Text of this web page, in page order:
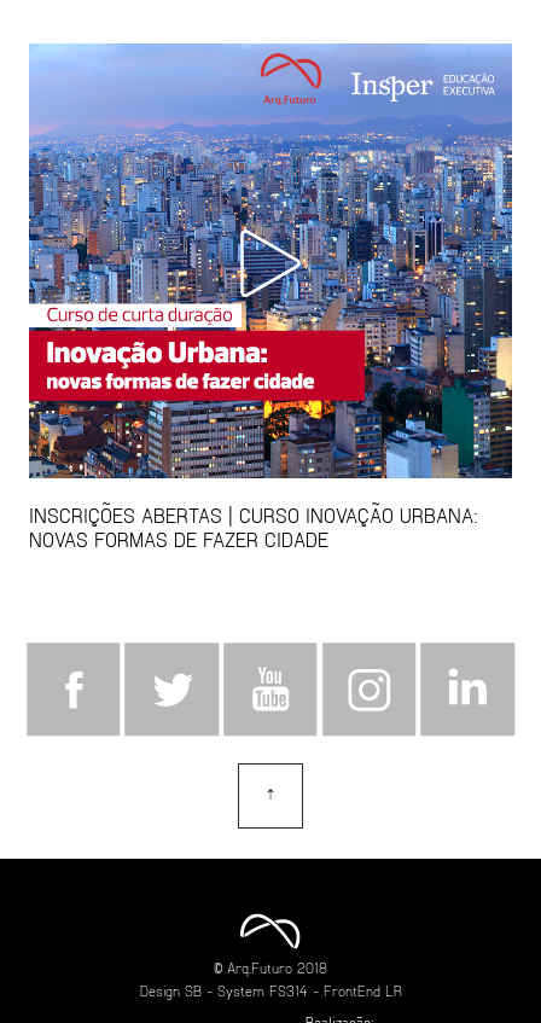
INSCRIÇÕES ABERTAS | CURSO INOVAÇÃO URBANA:
NOVAS FORMAS DE FAZER CIDADE
⇡
© Arq.Futuro 2018
Design SB- System FS314 - FrontEnd LR